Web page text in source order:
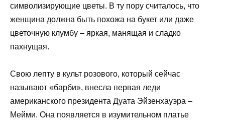
символизирующие цветы. В ту пору считалось, что
женщина должна быть похожа на букет или даже
цветочную клумбу – яркая, манящая и сладко
пахнущая.
Свою лепту в культ розового, который сейчас
называют «барби», внесла первая леди
американского президента Дуата Эйзенхауэра –
Мейми. Она появляется в изумительном платье